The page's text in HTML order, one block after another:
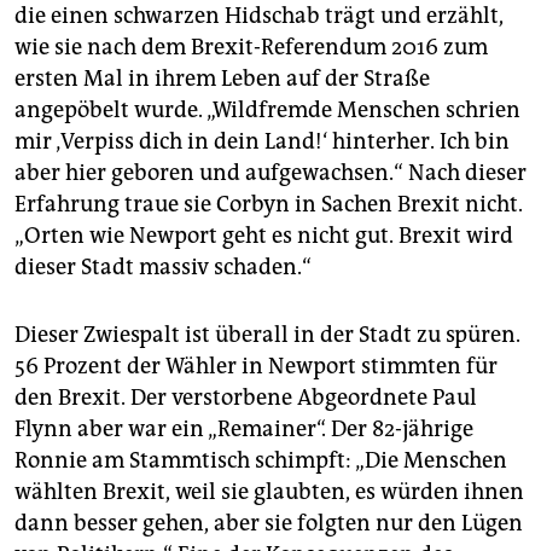
die einen schwarzen Hidschab trägt und erzählt,
wie sie nach dem Brexit-Referendum 2016 zum
ersten Mal in ihrem Leben auf der Straße
angepöbelt wurde. „Wildfremde Menschen schrien
mir ‚Verpiss dich in dein Land!‘ hinterher. Ich bin
aber hier geboren und aufgewachsen.“ Nach dieser
Erfahrung traue sie Corbyn in Sachen Brexit nicht.
„Orten wie Newport geht es nicht gut. Brexit wird
dieser Stadt massiv schaden.“
Dieser Zwiespalt ist überall in der Stadt zu spüren.
56 Prozent der Wähler in Newport stimmten für
den Brexit. Der verstorbene Abgeordnete Paul
Flynn aber war ein „Remainer“. Der 82-jährige
Ronnie am Stammtisch schimpft: „Die Menschen
wählten Brexit, weil sie glaubten, es würden ihnen
dann besser gehen, aber sie folgten nur den Lügen